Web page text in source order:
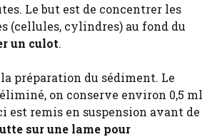
Le but est de concentrer les
(cellules, cylindres) au fond du
un culot.
préparation du sédiment. Le
on conserve environ 0,5 ml
est remis en suspension avant de
sur une lame pour